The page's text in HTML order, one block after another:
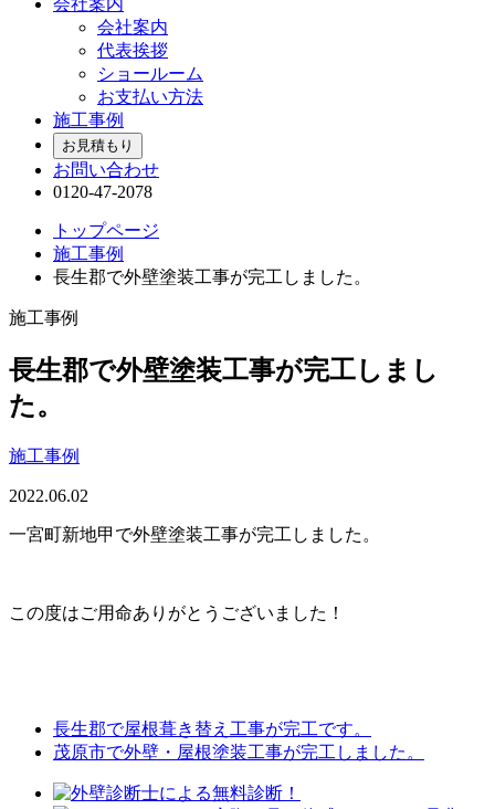
会社案内
会社案内
代表挨拶
ショールーム
お支払い方法
施工事例
お見積もり
お問い合わせ
0120-47-2078
トップページ
施工事例
長生郡で外壁塗装工事が完工しました。
施工事例
長生郡で外壁塗装工事が完工しまし
た。
施工事例
2022.06.02
一宮町新地甲で外壁塗装工事が完工しました。
この度はご用命ありがとうございました！
長生郡で屋根葺き替え工事が完工です。
茂原市で外壁・屋根塗装工事が完工しました。